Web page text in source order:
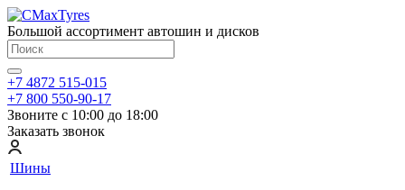
Большой ассортимент автошин и дисков
+7 4872 515-015
+7 800 550-90-17
Звоните с 10:00 до 18:00
Заказать звонок
Шины